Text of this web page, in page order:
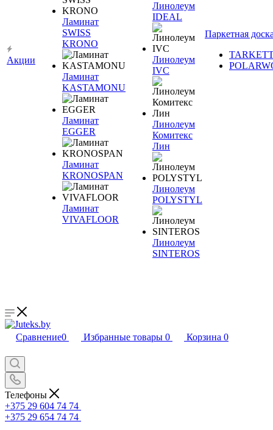
Акции
Ламинат
SWISS
KRONO
Ламинат
KASTAMONU
Ламинат
EGGER
Ламинат
KRONOSPAN
Ламинат
VIVAFLOOR
Линолеум
IDEAL
Линолеум
IVC
Линолеум
Комитекс
Лин
Линолеум
POLYSTYL
Линолеум
SINTEROS
Паркетная
Сравнение0 Избранные товары 0 Корзина 0
Телефоны
+375 29 604 74 74
+375 29 654 74 74